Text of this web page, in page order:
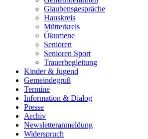
Glaubensgespräche
Hauskreis
Mütterkreis
Ökumene
Senioren
Senioren Sport
Trauerbegleitung
Kinder & Jugend
Gemeindegruß
Termine
Information & Dialog
Presse
Archiv
Newsletteranmeldung
Widerspruch